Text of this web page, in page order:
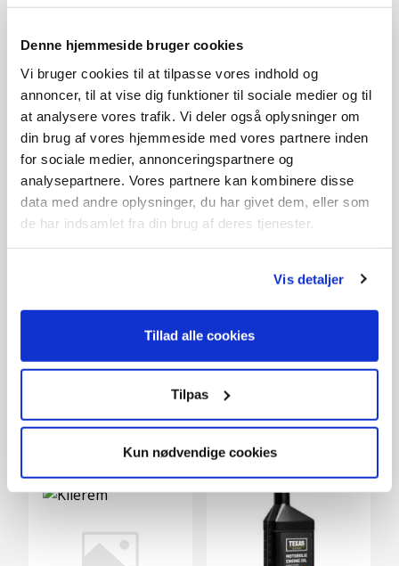
Denne hjemmeside bruger cookies
Vi bruger cookies til at tilpasse vores indhold og
annoncer, til at vise dig funktioner til sociale medier og til
at analysere vores trafik. Vi deler også oplysninger om
din brug af vores hjemmeside med vores partnere inden
for sociale medier, annonceringspartnere og
analysepartnere. Vores partnere kan kombinere disse
data med andre oplysninger, du har givet dem, eller som
de har indsamlet fra din brug af deres tjenester.
Vis detaljer
Tillad alle cookies
Tilpas
Kun nødvendige cookies
På lager På lager
På lager
69,-
På lager